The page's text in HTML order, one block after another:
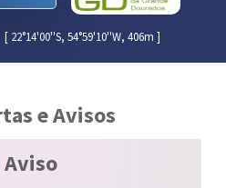
[ 22°14'00''S, 54°59'10''W, 406m ]
e Avisos
Aviso